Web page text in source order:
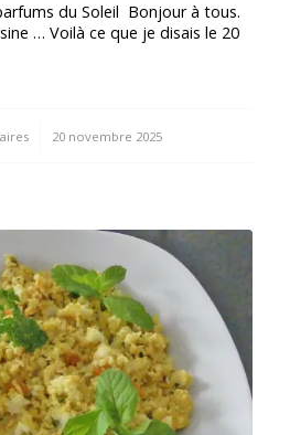
du Soleil Bonjour à tous.
… Voilà ce que je disais le 20
20 novembre 2025